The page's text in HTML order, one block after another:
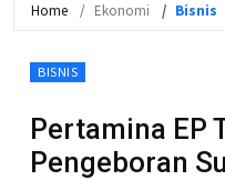
Home Ekonomi Bisnis
BISNIS
Pertamina EP
Pengeboran